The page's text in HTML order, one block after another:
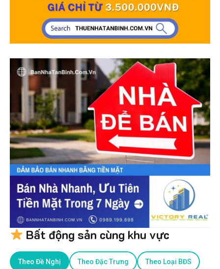
Bất động sản cùng khu vực
Theo Đề Nghị Theo Đặc Trưng Theo Loại BĐS